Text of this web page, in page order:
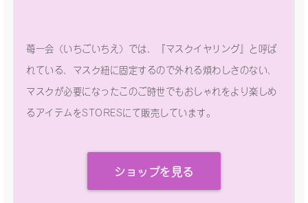
苺一会（いちごいちえ）では、『マスクイヤリング』と呼ば
れている、マスク紐に固定するので外れる煩わしさのない、
マスクが必要になったこのご時世でもおしゃれをより楽しめ
るアイテムをSTORESにて販売しています。
ショップを見る